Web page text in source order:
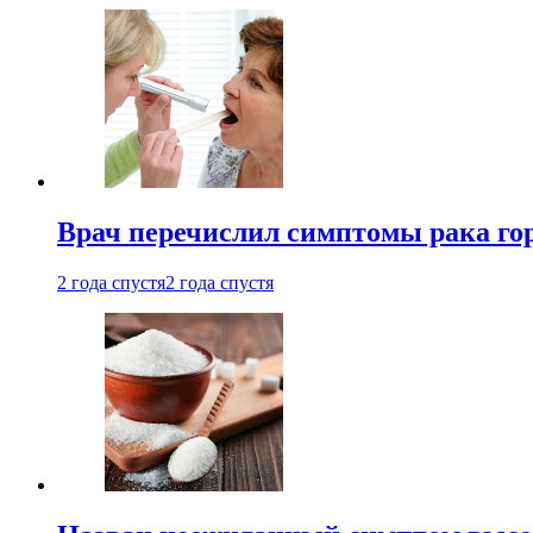
Врач перечислил симптомы рака
2 года спустя2 года спустя